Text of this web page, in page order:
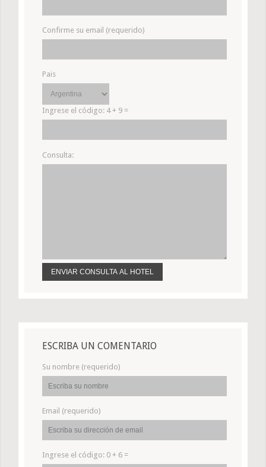
Confirme su email (requerido)
Pais
Ingrese el código: 4 + 9 =
Consulta:
ESCRIBA UN COMENTARIO
Su nombre (requerido)
Email (requerido)
Ingrese el código: 0 + 6 =